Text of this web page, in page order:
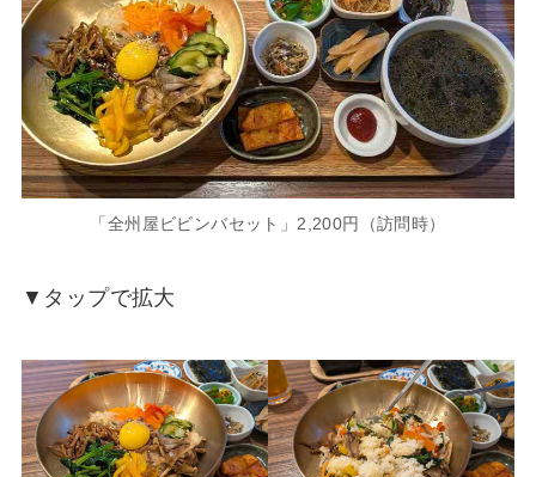
「全州屋ビビンバセット」2,200円（訪問時）
▼タップで拡大